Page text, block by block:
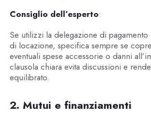
Consiglio dell’esperto:
Se utilizzi la delegazione di
di locazione, specifica sempre se
eventuali spese accessorie o danni
clausola chiara evita discussioni e
equilibrato.
2. Mutui e finanziamenti